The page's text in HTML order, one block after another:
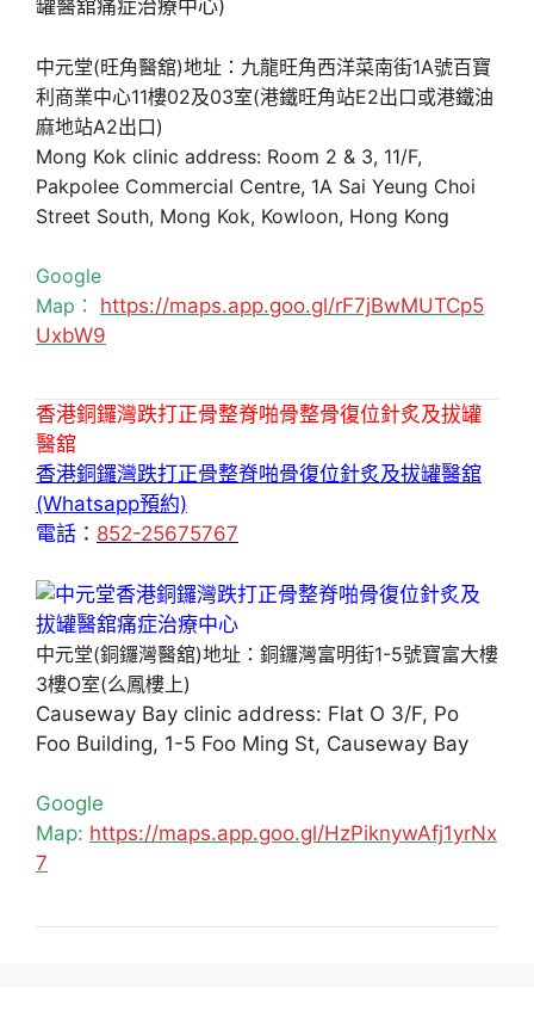
中元堂(旺角醫舘)地址：九龍旺角西洋菜南街1A號百寶
利商業中心11樓02及03室(港鐵旺角站E2出口或港鐵油
麻地站A2出口)
Mong Kok clinic address: Room 2 & 3, 11/F,
Pakpolee Commercial Centre, 1A Sai Yeung Choi
Street South, Mong Kok, Kowloon, Hong Kong
Google
Map： https://maps.app.goo.gl/rF7jBwMUTCp5
UxbW9
香港銅鑼灣跌打正骨整脊啪骨整骨復位針炙及拔罐
醫舘
香港銅鑼灣跌打正骨整脊啪骨復位針炙及拔罐醫舘
(Whatsapp預約)
電話： 852-25675767
中元堂(銅鑼灣醫舘)地址：銅鑼灣富明街1-5號寶富大樓
3樓O室(么鳳樓上)
Causeway Bay clinic address: Flat O 3/F, Po
Foo Building, 1-5 Foo Ming St, Causeway Bay
Google
Map: https://maps.app.goo.gl/HzPiknywAfj1yrNx
7